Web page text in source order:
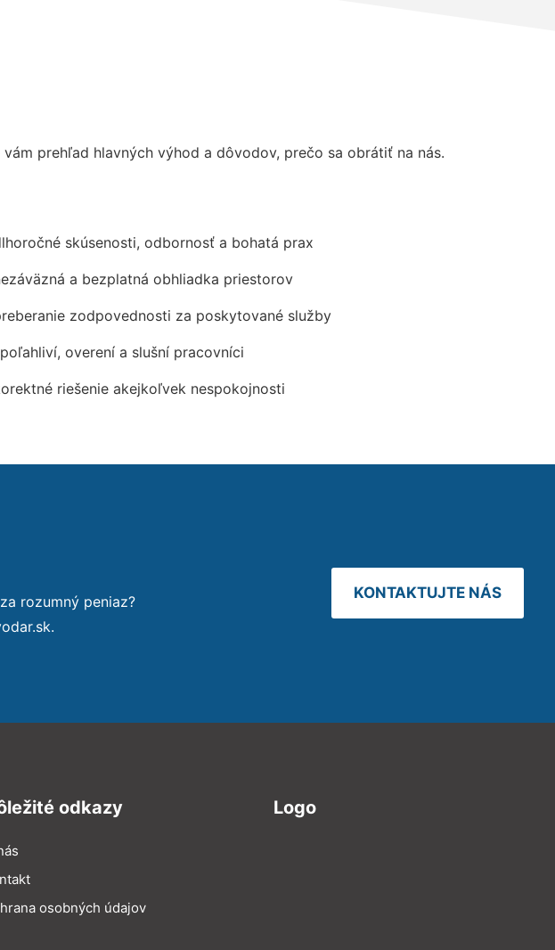
prehľad hlavných výhod a dôvodov, prečo sa obrátiť na nás.
skúsenosti, odbornosť a bohatá prax
a bezplatná obhliadka priestorov
zodpovednosti za poskytované služby
overení a slušní pracovníci
riešenie akejkoľvek nespokojnosti
rozumný peniaz?
KONTAKTUJTE NÁS
odkazy
osobných údajov
Logo